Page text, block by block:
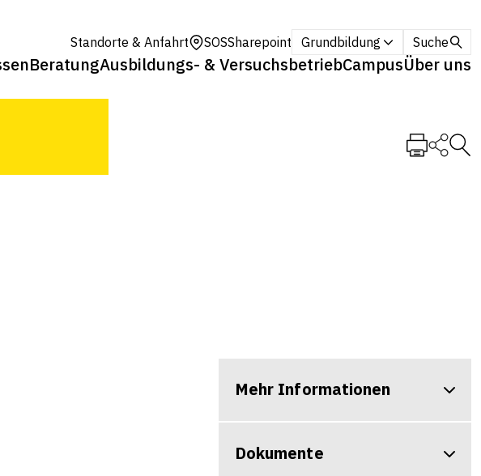
Standorte & Anfahrt SOSSharepoint Grundbildung Suche
BeratungAusbildungs- & VersuchsbetriebCampusÜber uns
¦
Mehr Informationen
Dokumente